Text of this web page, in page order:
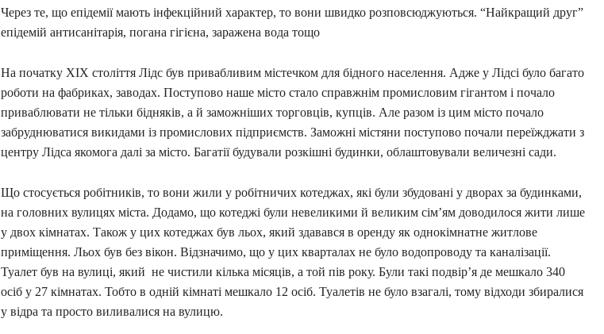
Через те, що епідемії мають інфекційний характер, то вони швидко розповсюджуються. “Найкращий друг”
епідемій антисанітарія, погана гігієна, заражена вода тощо
На початку ХІХ століття Лідс був привабливим містечком для бідного населення. Адже у Лідсі було багато
роботи на фабриках, заводах. Поступово наше місто стало справжнім промисловим гігантом і почало
приваблювати не тільки бідняків, а й заможніших торговців, купців. Але разом із цим місто почало
забруднюватися викидами із промислових підприємств. Заможні містяни поступово почали переїжджати з
центру Лідса якомога далі за місто. Багатії будували розкішні будинки, облаштовували величезні сади.
Що стосується робітників, то вони жили у робітничих котеджах, які були збудовані у дворах за будинками,
на головних вулицях міста. Додамо, що котеджі були невеликими й великим сім’ям доводилося жити лише
у двох кімнатах. Також у цих котеджах був льох, який здавався в оренду як однокімнатне житлове
приміщення. Льох був без вікон. Відзначимо, що у цих кварталах не було водопроводу та каналізації.
Туалет був на вулиці, який не чистили кілька місяців, а той пів року. Були такі подвір’я де мешкало 340
осіб у 27 кімнатах. Тобто в одній кімнаті мешкало 12 осіб. Туалетів не було взагалі, тому відходи збиралися
у відра та просто виливалися на вулицю.